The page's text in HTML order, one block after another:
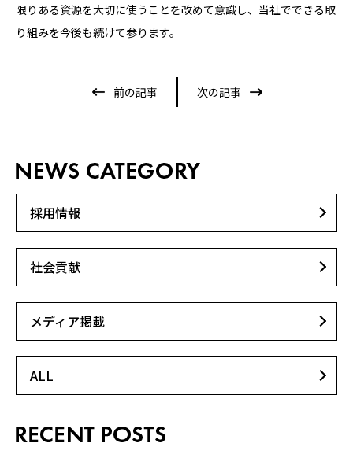
限りある資源を大切に使うことを改めて意識し、当社でできる取
り組みを今後も続けて参ります。
前の記事 次の記事
採用情報
社会貢献
メディア掲載
ALL